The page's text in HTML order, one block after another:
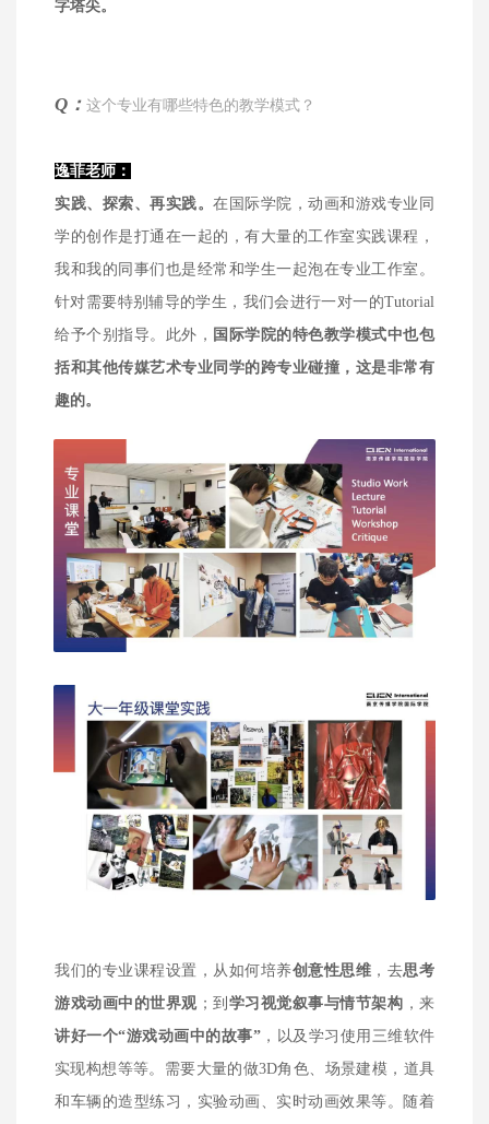
字塔尖。
Q： 这个专业有哪些特色的教学模式？
逸菲老师：
实践、探索、再实践。在国际学院，动画和游戏专业同
学的创作是打通在一起的，有大量的工作室实践课程，
我和我的同事们也是经常和学生一起泡在专业工作室。
针对需要特别辅导的学生，我们会进行一对一的Tutorial
给予个别指导。此外， 国际学院的特色教学模式中也包
括和其他传媒艺术专业同学的跨专业碰撞，这是非常有
趣的。
我们的专业课程设置，从如何培养创意性思维 ，去思考
游戏动画中的世界观；到 学习视觉叙事与情节架构 ，来
讲好一个“游戏动画中的故事”，以及学习使用三维软件
实现构想等等。需要大量的做3D角色、场景建模，道具
和车辆的造型练习，实验动画、实时动画效果等。随着